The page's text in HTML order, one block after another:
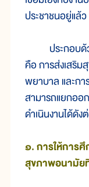
ประชาชนอยู่แล้ว
ประกอบด้ว
คือ การส่งเสริม
พยาบาล และก
สามารถแยกออ
ดำเนินงานได้ดั
๑. การให้การ
สุขภาพอนามัย